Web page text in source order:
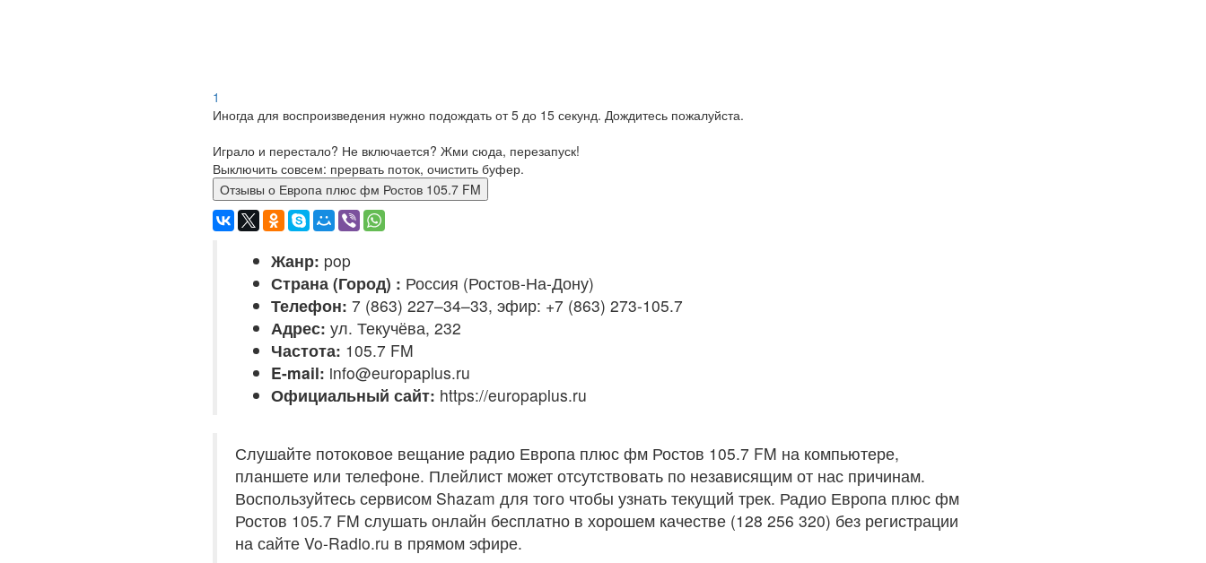
1
Иногда для воспроизведения нужно подождать от 5 до 15 секунд. Дождитесь пожалуйста.
Играло и перестало? Не включается? Жми сюда, перезапуск!
Выключить совсем: прервать поток, очистить буфер.
Отзывы о Европа плюс фм Ростов 105.7 FM
Жанр: pop
Страна (Город) : Россия (Ростов-На-Дону)
Телефон: 7 (863) 227–34–33, эфир: +7 (863) 273-105.7
Адрес: ул. Текучёва, 232
Частота: 105.7 FM
E-mail: info@europaplus.ru
Официальный сайт: https://europaplus.ru
Слушайте потоковое вещание радио Европа плюс фм Ростов 105.7 FM на компьютере,
планшете или телефоне. Плейлист может отсутствовать по независящим от нас причинам.
Воспользуйтесь сервисом Shazam для того чтобы узнать текущий трек. Радио Европа плюс фм
Ростов 105.7 FM слушать онлайн бесплатно в хорошем качестве (128 256 320) без регистрации
на сайте Vo-Radio.ru в прямом эфире.